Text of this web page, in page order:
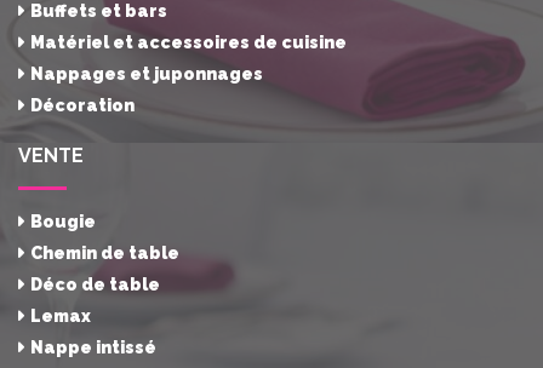
Buffets et bars
Matériel et accessoires de cuisine
Nappages et juponnages
Décoration
VENTE
Bougie
Chemin de table
Déco de table
Lemax
Nappe intissé